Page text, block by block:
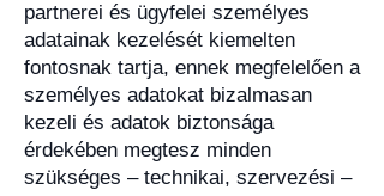
partnerei és ügyfelei személyes
adatainak kezelését kiemelten
fontosnak tartja, ennek megfelelően a
személyes adatokat bizalmasan
kezeli és adatok biztonsága
érdekében megtesz minden
szükséges – technikai, szervezési –